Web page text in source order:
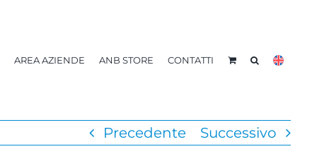
AREA AZIENDE ANB STORE CONTATTI
Precedente Successivo